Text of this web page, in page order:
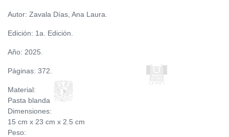
Autor: Zavala Días, Ana Laura.
Edición: 1a. Edición.
Año: 2025.
Páginas: 372.
Material:
Pasta blanda
Dimensiones:
15 cm x 23 cm x 2.5 cm
Peso: